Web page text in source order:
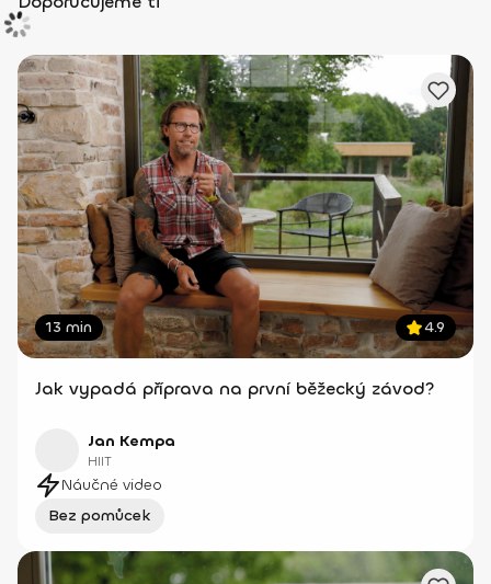
13 min 4.9
Jak vypadá příprava na první běžecký závod?
Jan Kempa
HIIT
Náučné video
Bez pomůcek